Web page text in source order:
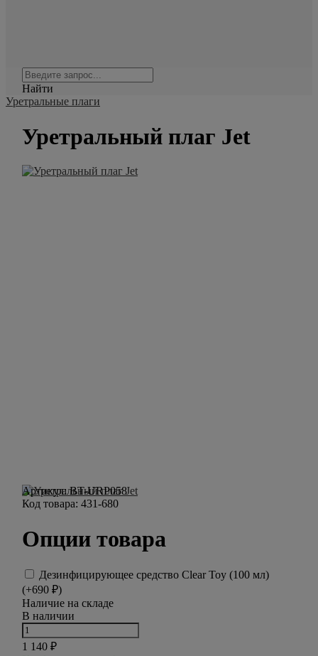
Найти
Уретральные плаги
Уретральный плаг Jet
Артикул:BT-URP058
Код товара: 431-680
Опции товара
Дезинфицирующее средство Clear Toy (100 мл)
(+690 ₽)
Наличие на складе
В наличии
1 140 ₽